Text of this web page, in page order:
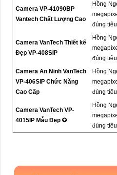
Camera VP-41090BP
Vantech Chất Lượng Cao
Hồng
đúng
Camera VanTech Thiết kế
Đẹp VP-408SIP
Hồng
đúng
Camera An Ninh VanTech
VP-406SIP Chức Năng
Cao Cấp
Hồng
đúng
Camera VanTech VP-
4015IP Mẫu Đẹp ✪
Hồng
đúng